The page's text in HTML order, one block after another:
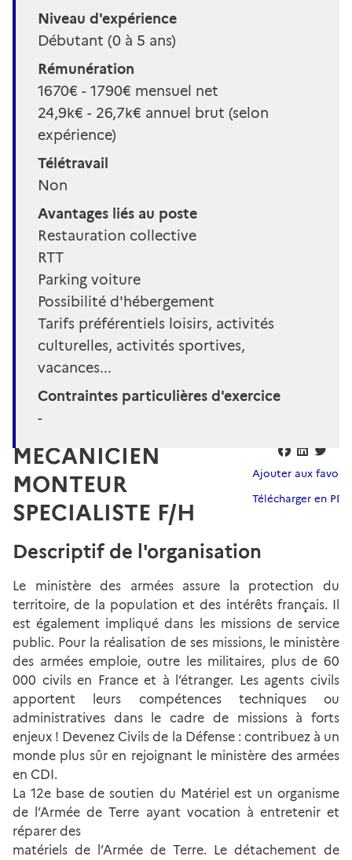
Niveau d'expérience
Débutant (0 à 5 ans)
Rémunération
1670€ - 1790€ mensuel net
24,9k€ - 26,7k€ annuel brut (selon
expérience)
Télétravail
Non
Avantages liés au poste
Restauration collective
RTT
Parking voiture
Possibilité d'hébergement
Tarifs préférentiels loisirs, activités
culturelles, activités sportives,
vacances...
Contraintes particulières d'exercice
-
MECANICIEN
MONTEUR
SPECIALISTE F/H
Ajouter aux favoris
Télécharger en PDF
Descriptif de l'organisation
Le ministère des armées assure la protection du
territoire, de la population et des intérêts français. Il
est également impliqué dans les missions de service
public. Pour la réalisation de ses missions, le ministère
des armées emploie, outre les militaires, plus de 60
000 civils en France et à l’étranger. Les agents civils
apportent leurs compétences techniques ou
administratives dans le cadre de missions à forts
enjeux ! Devenez Civils de la Défense : contribuez à un
monde plus sûr en rejoignant le ministère des armées
en CDI.
La 12e base de soutien du Matériel est un organisme
de l’Armée de Terre ayant vocation à entretenir et
réparer des
matériels de l’Armée de Terre. Le détachement de